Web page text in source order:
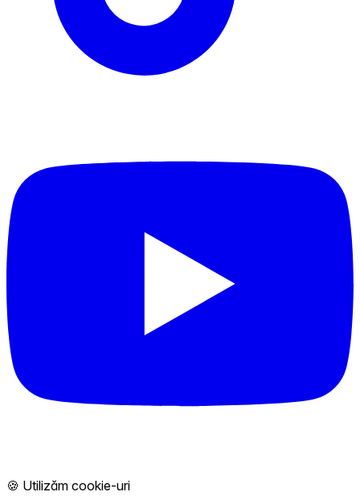
🍪 Utilizăm cookie-uri